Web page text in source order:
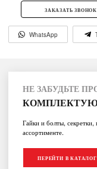
ЗАКАЗАТЬ ЗВОНОК
WhatsApp
НЕ ЗАБУДЬТЕ
Гайки и болты,
ассортименте.
ПЕРЕЙТИ В КАТАЛОГ